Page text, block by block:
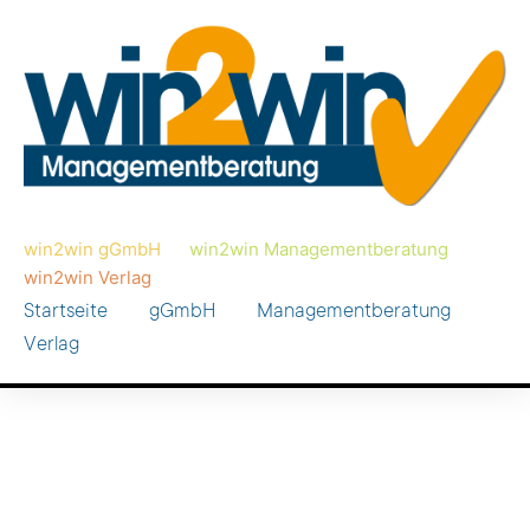
win2win gGmbH
win2win Managementberatung
win2win Verlag
Startseite gGmbH
Managementberatung
Verlag